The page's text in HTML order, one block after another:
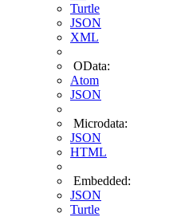
Turtle
JSON
XML
OData:
Atom
JSON
Microdata:
JSON
HTML
Embedded:
JSON
Turtle